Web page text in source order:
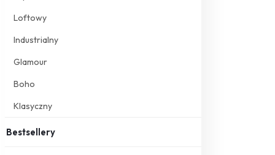
Loftowy
Industrialny
Glamour
Boho
Klasyczny
Bestsellery